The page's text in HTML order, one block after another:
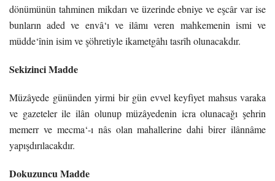
dönümünün tahminen mikdarı ve üzerinde ebniye ve eşcâr var ise
bunların aded ve envâ‘ı ve ilâmı veren mahkemenin ismi ve
müdde‘înin isim ve şöhretiyle ikametgâhı tasrîh olunacakdır.
Sekizinci Madde
Müzâyede gününden yirmi bir gün evvel keyfiyet mahsus varaka
ve gazeteler ile ilân olunup müzâyedenin icra olunacağı şehrin
memerr ve mecma‘-ı nâs olan mahallerine dahi birer ilânnâme
yapışdırılacakdır.
Dokuzuncu Madde